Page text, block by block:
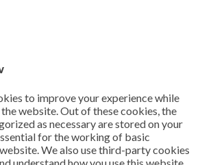
to improve your experience while
website. Out of these cookies, the
as necessary are stored on your
for the working of basic
We also use third-party cookies
understand how you use this website.